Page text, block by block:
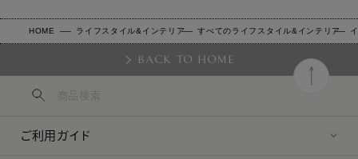
HOME ライフスタイル&インテリア すべてのライフスタイル&インテリア
BACK TO HOME
ご利用ガイド